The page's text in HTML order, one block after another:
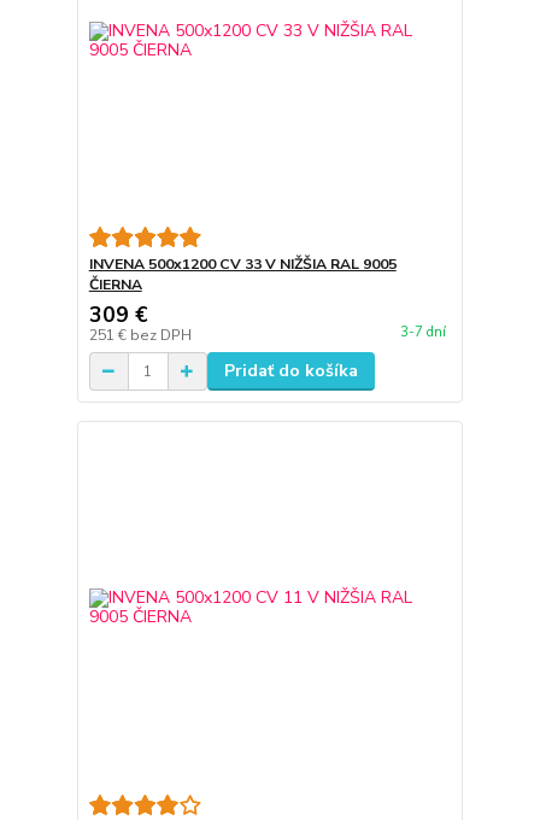
INVENA 500x1200 CV 33 V NIŽŠIA RAL 9005
ČIERNA
309 €
251 € bez DPH 3-7 dní
Pridať do košíka